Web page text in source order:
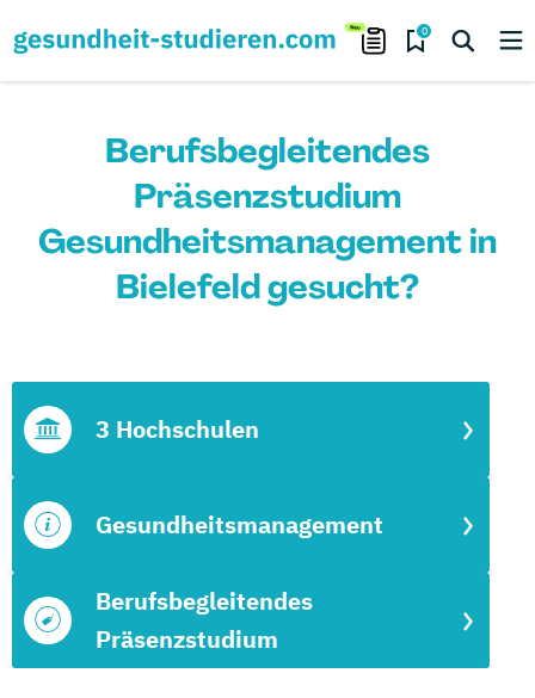
0
Berufsbegleitendes
Präsenzstudium
Gesundheitsmanagement in
Bielefeld gesucht?
Berufsbegleitendes
Präsenzstudium
Gesundheitsmanagement
3 Hochschulen